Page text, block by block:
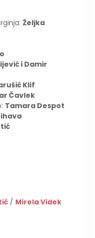
Željka
i Damir
Klif
Čavlek
Tamara Despot
/ Mirela Videk